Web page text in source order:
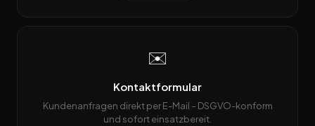
✉️
Kontaktformular
Kundenanfragen direkt per E-Mail – DSGVO-konform
und sofort einsatzbereit.